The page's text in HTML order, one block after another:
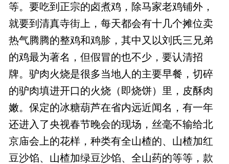
等。要吃到正宗的卤煮鸡，除马家老鸡铺外，
就要到清真寺街上，每天都会有十几个摊位卖
热气腾腾的整鸡和鸡胗，其中又以刘氏三兄弟
的鸡最为著名，但假冒的也不少，要认清招
牌。驴肉火烧是很多当地人的主要早餐，切碎
的驴肉填进开口的火烧（即烧饼）里，皮酥肉
嫩。保定的冰糖葫芦在省内远近闻名，有一年
还进入了央视春节晚会的现场，丝毫不输给北
京庙会上的花样，种类有全山楂的、山楂加红
豆沙馅、山楂加绿豆沙馅、全山药的等等，款